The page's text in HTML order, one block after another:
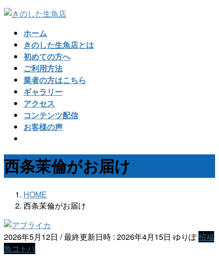
コ
ナ
ホーム
きのした生魚店とは
初めての方へ
ご利用方法
業者の方はこちら
ギャラリー
アクセス
コンテンツ配信
お客様の声
西条茉倫がお届け
HOME
西条茉倫がお届け
2026年5月12日 / 最終更新日時 : 2026年4月15日 ゆりぽ招福
魚コトバ